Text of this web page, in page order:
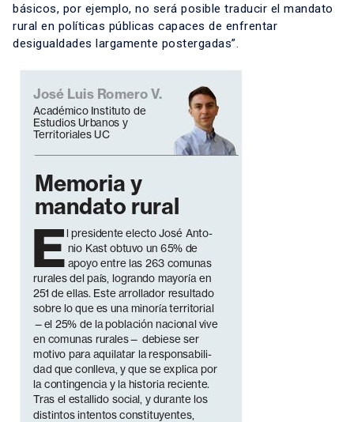
básicos, por ejemplo, no será posible traducir el mandato
rural en políticas públicas capaces de enfrentar
desigualdades largamente postergadas”.